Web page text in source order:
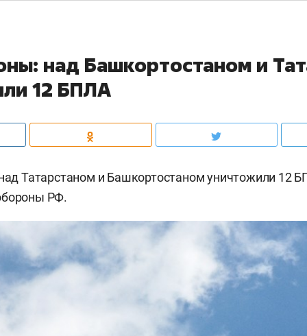
над Башкортостаном и
12 БПЛА
Татарстаном и Башкортостаном уничтожили 12
РФ.